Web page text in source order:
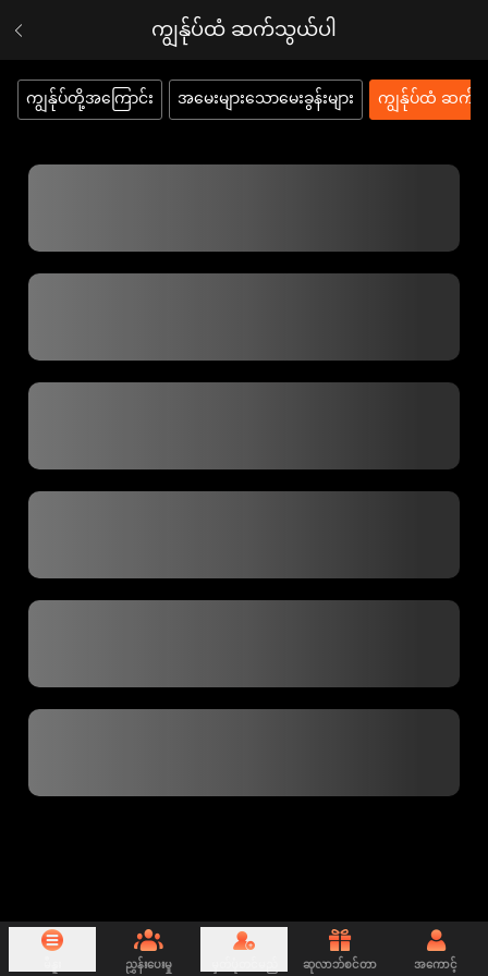
ကျွန်ုပ်ထံ ဆက်သွယ်ပါ
ကျွန်ုပ်တို့အကြောင်း အမေးများသောမေးခွန်းများ ကျွန်ုပ်ထံ ဆက်
ညွှန်းပေးမှု ဆုလာဘ်စင်တာ အကောင့်